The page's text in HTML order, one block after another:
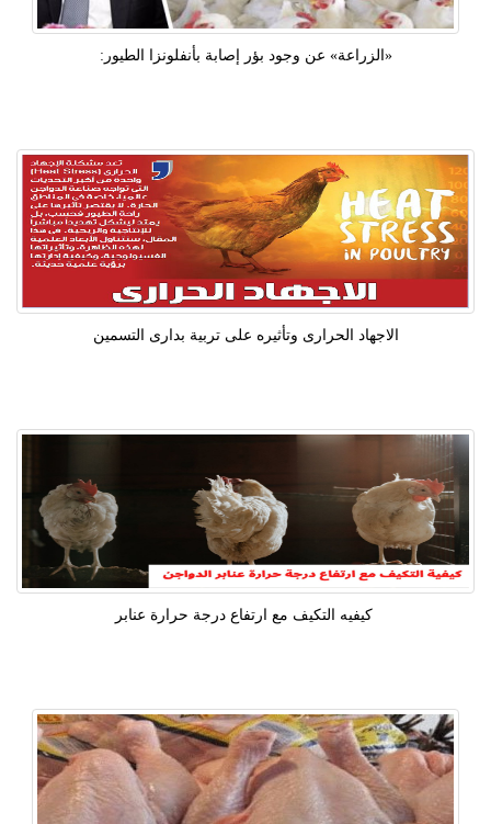
«الزراعة» عن وجود بؤر إصابة بأنفلونزا الطيور:
الاجهاد الحرارى وتأثيره على تربية بدارى التسمين
كيفيه التكيف مع ارتفاع درجة حرارة عنابر